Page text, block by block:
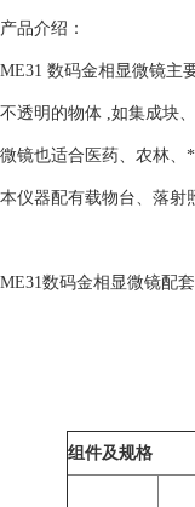
产品介绍：
ME31 数码金相显微镜主
不透明的物体 ,如集成块
微镜也适合医药、农林、
本仪器配有载物台、落射
ME31数码金相显微镜配
组件及规格